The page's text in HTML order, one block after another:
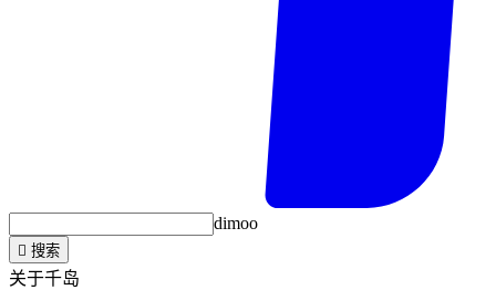
dimoo
 搜索
关于千岛